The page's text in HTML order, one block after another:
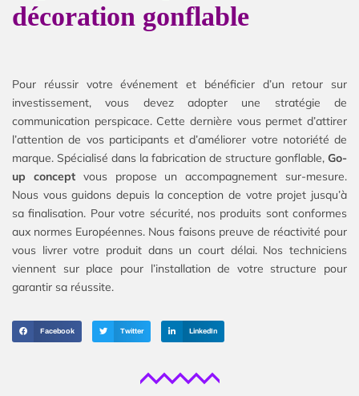
décoration gonflable
Pour réussir votre événement et bénéficier d’un retour sur
investissement, vous devez adopter une stratégie de
communication perspicace. Cette dernière vous permet d’attirer
l’attention de vos participants et d’améliorer votre notoriété de
marque. Spécialisé dans la fabrication de structure gonflable, Go-
up conceptvous propose un accompagnement sur-mesure.
Nous vous guidons depuis la conception de votre projet jusqu’à
sa finalisation. Pour votre sécurité, nos produits sont conformes
aux normes Européennes. Nous faisons preuve de réactivité pour
vous livrer votre produit dans un court délai. Nos techniciens
viennent sur place pour l’installation de votre structure pour
garantir sa réussite.
Facebook Twitter LinkedIn